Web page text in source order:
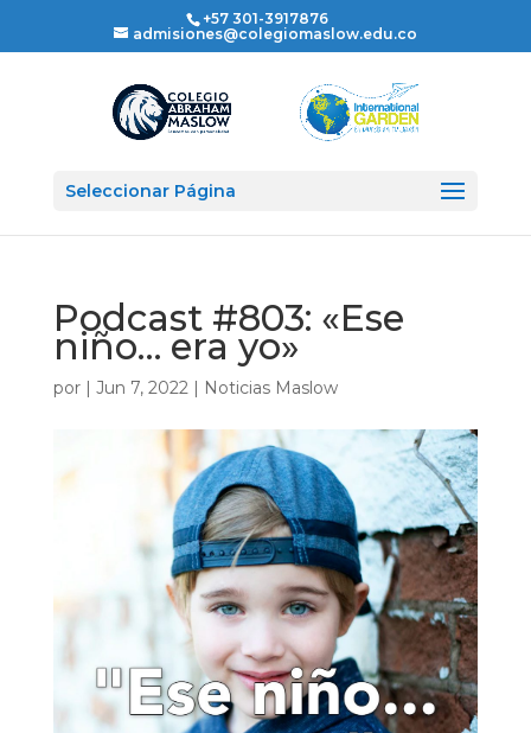
+57 301-3917876
admisiones@colegiomaslow.edu.co
Seleccionar Página
Podcast #803: «Ese
niño… era yo»
por | Jun 7, 2022| Noticias Maslow